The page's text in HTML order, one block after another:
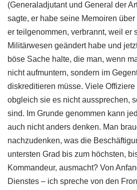
(Generaladjutant und General der
sagte, er habe seine Memoiren
er teilgenommen, verbrannt, weil er
Militärwesen geändert habe und
böse Sache halte, die man, wenn
nicht aufmuntern, sondern im
diskreditieren müsse. Viele
obgleich sie es nicht aussprechen,
sind. Im Grunde genommen kann
auch nicht anders denken. Man
nachzudenken, was die
untersten Grad bis zum höchsten,
Kommandeur, ausmacht? Von
Dienstes – ich spreche von den